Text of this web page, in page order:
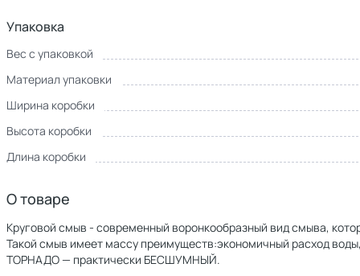
Упаковка
Вес с упаковкой
Материал упаковки
Ширина коробки
Высота коробки
Длина коробки
О товаре
Круговой смыв - современный воронкообразный вид смыва,
Такой смыв имеет массу преимуществ:экономичный расход
ТОРНАДО — практически БЕСШУМНЫЙ.